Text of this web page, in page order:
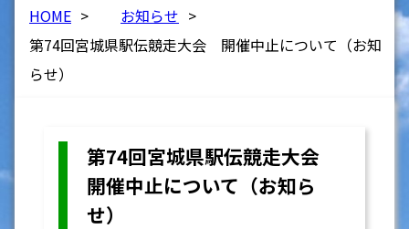
HOME > お知らせ >
第74回宮城県駅伝競走大会 開催中止について（お知
らせ）
第74回宮城県駅伝競走大会
開催中止について（お知ら
せ）